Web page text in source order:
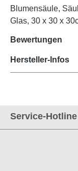
Blumensäule,
Glas, 30 x 30 x
Bewertungen
Hersteller-Infos
Service-Hotline